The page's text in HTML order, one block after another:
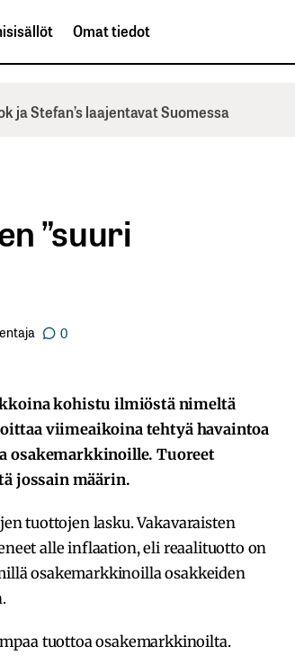
Omat tiedot
ja Stefan’s laajentavat Suomessa
”suuri
0
kohistu ilmiöstä nimeltä
viimeaikoina tehtyä havaintoa
osakemarkkinoille. Tuoreet
jossain määrin.
tuottojen lasku. Vakavaraisten
alle inflaation, eli reaalituotto on
osakemarkkinoilla osakkeiden
tuottoa osakemarkkinoilta.